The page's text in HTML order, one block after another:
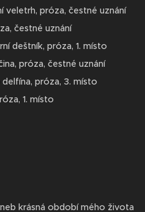
veletrh, próza, čestné uznání
čestné uznání
deštník, próza, 1. místo
próza, čestné uznání
próza, 3. místo
1. místo
krásná období mého života